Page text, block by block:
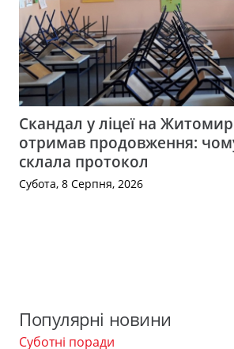
Скандал у ліцеї на
отримав продовження:
склала протокол
Субота, 8 Серпня, 2026
Популярні новини
Суботні поради